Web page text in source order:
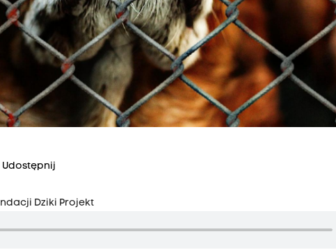
Udostępnij
Dziki Projekt